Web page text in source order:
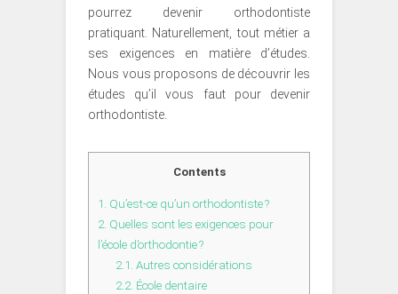
pourrez devenir orthodontiste
pratiquant. Naturellement, tout métier a
ses exigences en matière d’études.
Nous vous proposons de découvrir les
études qu’il vous faut pour devenir
orthodontiste.
Contents
1. Qu’est-ce qu’un orthodontiste ?
2. Quelles sont les exigences pour
l’école d’orthodontie ?
2.1. Autres considérations
2.2. École dentaire